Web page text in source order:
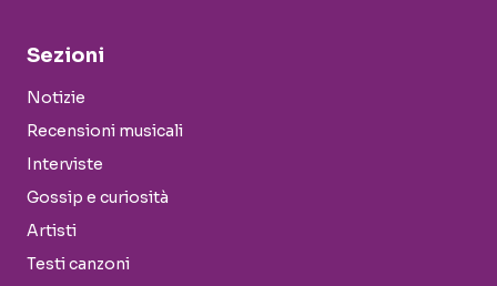
Sezioni
Notizie
Recensioni musicali
Interviste
Gossip e curiosità
Artisti
Testi canzoni